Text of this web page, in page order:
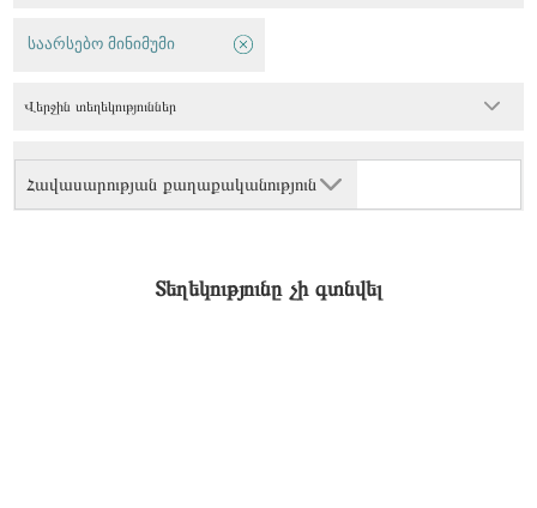
Հավասարության քաղաքականություն
საარსებო მინიმუმი
Վերջին տեղեկություններ
Տեղեկությունը չի գտնվել